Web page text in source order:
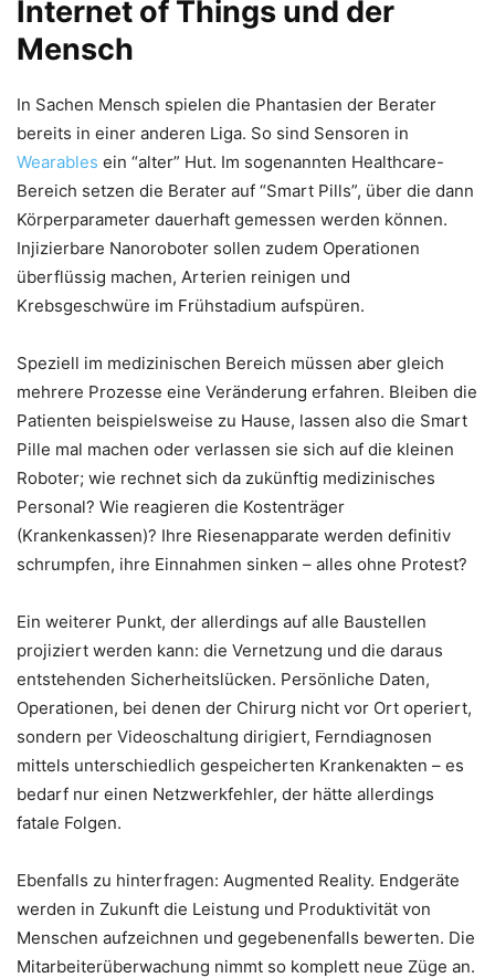
Internet of Things und der
Mensch
In Sachen Mensch spielen die Phantasien der Berater
bereits in einer anderen Liga. So sind Sensoren in
Wearables ein “alter” Hut. Im sogenannten Healthcare-
Bereich setzen die Berater auf “Smart Pills”, über die dann
Körperparameter dauerhaft gemessen werden können.
Injizierbare Nanoroboter sollen zudem Operationen
überflüssig machen, Arterien reinigen und
Krebsgeschwüre im Frühstadium aufspüren.
Speziell im medizinischen Bereich müssen aber gleich
mehrere Prozesse eine Veränderung erfahren. Bleiben die
Patienten beispielsweise zu Hause, lassen also die Smart
Pille mal machen oder verlassen sie sich auf die kleinen
Roboter; wie rechnet sich da zukünftig medizinisches
Personal? Wie reagieren die Kostenträger
(Krankenkassen)? Ihre Riesenapparate werden definitiv
schrumpfen, ihre Einnahmen sinken – alles ohne Protest?
Ein weiterer Punkt, der allerdings auf alle Baustellen
projiziert werden kann: die Vernetzung und die daraus
entstehenden Sicherheitslücken. Persönliche Daten,
Operationen, bei denen der Chirurg nicht vor Ort operiert,
sondern per Videoschaltung dirigiert, Ferndiagnosen
mittels unterschiedlich gespeicherten Krankenakten – es
bedarf nur einen Netzwerkfehler, der hätte allerdings
fatale Folgen.
Ebenfalls zu hinterfragen: Augmented Reality. Endgeräte
werden in Zukunft die Leistung und Produktivität von
Menschen aufzeichnen und gegebenenfalls bewerten. Die
Mitarbeiterüberwachung nimmt so komplett neue Züge an.